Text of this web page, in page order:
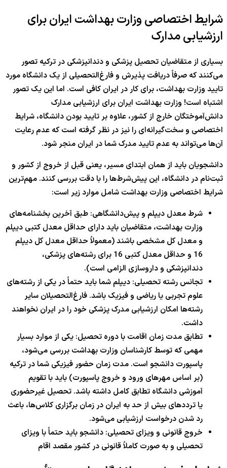
شرایط اختصاصی وزارت بهداشت ایران برای
ارزشیابی مدارک
بسیاری از متقاضیان تحصیل پزشکی و دندانپزشکی در ترکیه تصور
می‌کنند که صرفاً دریافت پذیرش و فارغ‌التحصیلی از یک دانشگاه مورد
تایید وزارت بهداشت، برای کار در ایران کافی است. اما این یک تصور
اشتباه است! وزارت بهداشت ایران برای ارزشیابی مدارک
دانش‌آموختگان خارج از کشور، علاوه بر تایید بودن دانشگاه، شرایط
اختصاصی و سخت‌گیرانه‌ای را نیز در نظر گرفته است که عدم رعایت
آن‌ها می‌تواند به عدم تایید مدرک شما در ایران منجر شود.
دانشجویان باید از همان ابتدای مسیر، یعنی قبل از خروج از کشور و
ثبت‌نام در دانشگاه، این پیش‌شرط‌ها را با دقت بررسی کنند. مهم‌ترین
شرایط اختصاصی وزارت بهداشت شامل موارد زیر است:
شرط معدل دیپلم و پیش‌دانشگاهی: طبق آخرین بخشنامه‌های
وزارت بهداشت، متقاضیان باید دارای حداقل معدل کتبی دیپلم
و معدل کل مشخصی باشند (معمولاً حداقل معدل کل دیپلم
16 و حداقل معدل کتبی 16 برای رشته‌های پزشکی،
دندانپزشکی و داروسازی الزامی است).
تجانس رشته تحصیلی: دیپلم شما باید حتماً در یکی از رشته‌های
علوم تجربی یا ریاضی و فیزیک باشد. فارغ‌التحصیلان سایر
رشته‌ها امکان ارزشیابی مدرک پزشکی خود را در ایران نخواهند
داشت.
تطابق مدت زمان اقامت با دوره تحصیل: یکی از موارد بسیار
مهمی که توسط کارشناسان وزارت بهداشت بررسی می‌شود،
پاسپورت دانشجو است. مدت زمان حضور فیزیکی شما در ترکیه
(بر اساس مهرهای ورود و خروج پاسپورت) باید با تقویم
آموزشی دانشگاه تطابق کامل داشته باشد. تحصیل غیرحضوری
یا ترددهای بیش از حد به ایران در زمان برگزاری کلاس‌ها، باعث
رد شدن درخواست ارزشیابی می‌شود.
خروج قانونی و ویزای تحصیلی: دانشجو باید حتماً با ویزای
تحصیلی و به صورت کاملاً قانونی در کشور مقصد اقام